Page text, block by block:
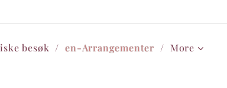
besøk en-Arrangementer More